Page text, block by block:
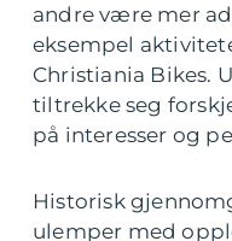
andre være mer
eksempel
Christiania Bikes.
tiltrekke seg
på interesser og
Historisk
ulemper med